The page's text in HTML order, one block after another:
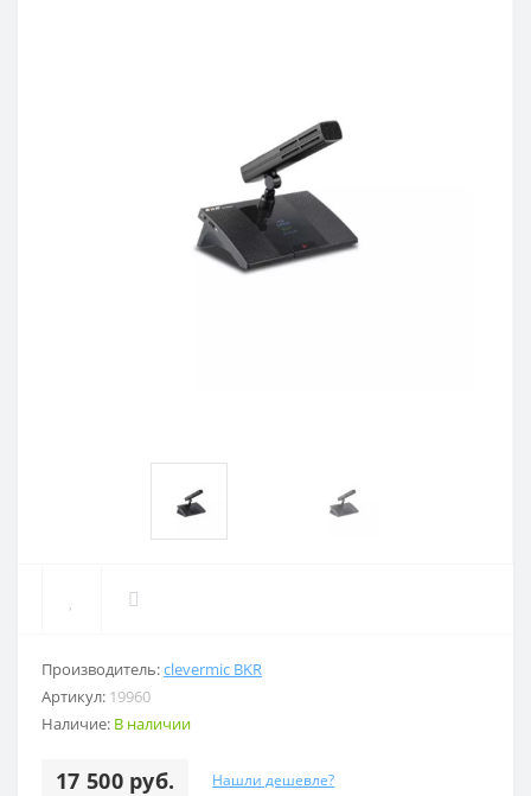
Производитель:clevermic BKR
Артикул: 19960
Наличие: В наличии
17 500 руб. Нашли дешевле?